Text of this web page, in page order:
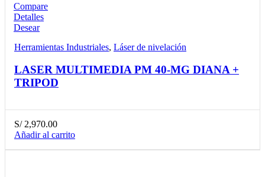
Compare
Detalles
Desear
Herramientas Industriales, Láser de nivelación
LASER MULTIMEDIA PM 40-MG DIANA +
TRIPOD
S/2,970.00
Añadir al carrito